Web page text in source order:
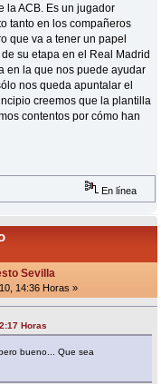
la ACB. Es un jugador
tanto en los compañeros
que va a tener un papel
su etapa en el Real Madrid
en la que nos puede ayudar
nos queda apuntalar el
creemos que la plantilla
contentos por cómo han
En línea
Sevilla
14:36 Horas »
Horas
pero bueno... Que sea